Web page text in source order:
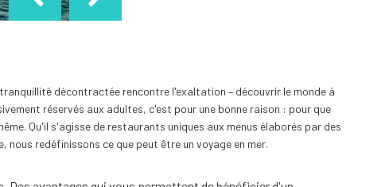
décontractée rencontre l'exaltation – découvrir le monde à
réservés aux adultes, c'est pour une bonne raison : pour que
Qu'il s'agisse de restaurants uniques aux menus élaborés par des
nous redéfinissons ce que peut être un voyage en mer.